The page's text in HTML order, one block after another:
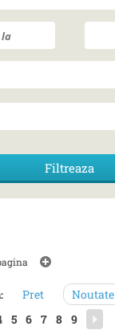
Pret Noutate
5 6 7 8 9